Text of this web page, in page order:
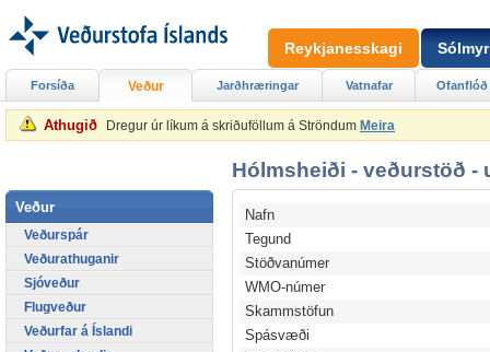
Athugið Dregur úr líkum á skriðuföllum á Ströndum Meira
Hólmsheiði - veðurstöð -
Nafn
Tegund
Stöðvanúmer
WMO-númer
Skammstöfun
Spásvæði
Forsíða Veður Jarðhræringar Vatnafar Ofanflóð
Veður
Veðurspár
Veðurathuganir
Sjóveður
Flugveður
Veðurfar á Íslandi
Reykjanesskagi